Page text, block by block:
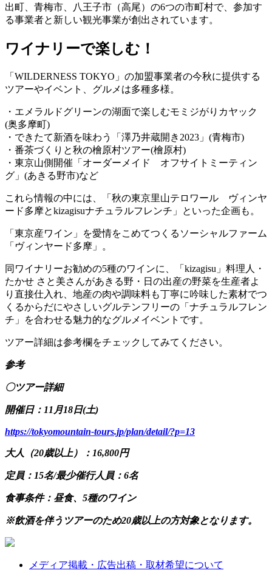
出町、青梅市、八王子市（高尾）の6つの市町村で、参加す
る事業者と新しい観光事業が創出されています。
ワイナリーで楽しむ！
「WILDERNESS TOKYO」の加盟事業者の今秋に提供する
ツアーやイベント、グルメは多種多様。
・エメラルドグリーンの湖面で楽しむモミジがりカヤック
(奥多摩町)
・できたて新酒を味わう「澤乃井蔵開き2023」(青梅市)
・番茶づくりと秋の檜原村ツアー(檜原村)
・東京山側開催「オーダーメイド オフサイトミーティン
グ」(あきる野市)など
これら情報の中には、「秋の東京里山テロワール ヴィンヤ
ード多摩とkizagisuナチュラルフレンチ」といった企画も。
「東京産ワイン」を愛情をこめてつくるソーシャルファーム
「ヴィンヤード多摩」。
同ワイナリーお勧めの5種のワインに、「kizagisu」料理人・
たかせ さと美さんがあきる野・日の出産の野菜を生産者よ
り直接仕入れ、地産の肉や調味料も丁寧に吟味した素材でつ
くるからだにやさしいグルテンフリーの「ナチュラルフレン
チ」を合わせる魅力的なグルメイベントです。
ツアー詳細は参考欄をチェックしてみてください。
参考
〇ツアー詳細
開催日：11月18日(土)
https://tokyomountain-tours.jp/plan/detail/?p=13
大人（20歳以上）：16,800円
定員：15名/最少催行人員：6名
食事条件：昼食、5種のワイン
※飲酒を伴うツアーのため20歳以上の方対象となります。
メディア掲載・広告出稿・取材希望について